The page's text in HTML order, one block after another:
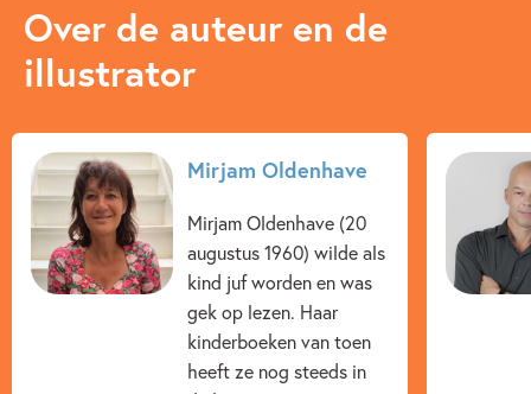
Over de auteur en de
illustrator
Mirjam Oldenhave
Mirjam Oldenhave (20
augustus 1960) wilde als
kind juf worden en was
gek op lezen. Haar
kinderboeken van toen
heeft ze nog steeds in